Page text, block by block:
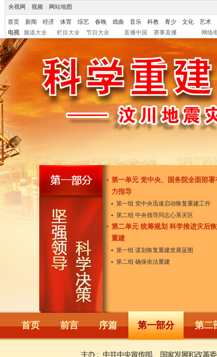
央视网 视频 网站地图
首页 新闻 经济 体育 综艺 春晚 戏曲 音乐 科教 青少 文化
艺术
电视
频道大全 栏目大全 节目大全 直播中国 赛事直播 网络
第一单元 党中央、国务院全面部署
力指导
第一组 党中央迅速启动恢复重建工作
第二组 中央领导同志心系灾区
第二单元 统筹规划 科学推进灾后
重建
第一组 谋划恢复重建发展蓝图
第二组 确保依法重建
首页 前言 序篇 第一部分 第二